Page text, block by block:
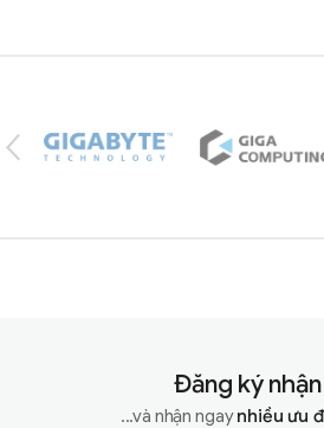
Đăng ký
...và nhận ngaynhiều ưu